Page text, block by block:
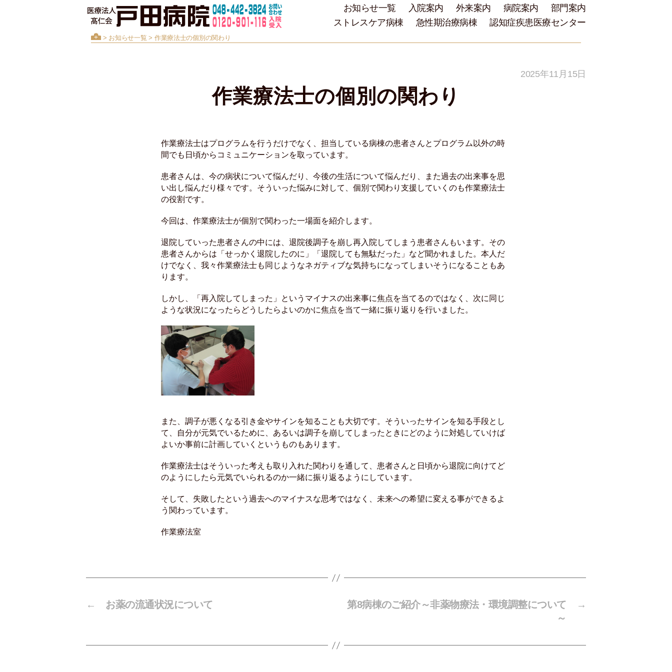
お知らせ一覧 入院案内 外来案内 病院案内
部門案内
ストレスケア病棟
急性期治療病棟 認知症疾患医療センター
> お知らせ一覧 > 作業療法士の個別の関わり
2025年11月15日
作業療法士の個別の関わり
作業療法士はプログラムを行うだけでなく、担当している病棟の患者さんとプログラム以外の時
間でも日頃からコミュニケーションを取っています。
患者さんは、今の病状について悩んだり、今後の生活について悩んだり、また過去の出来事を思
い出し悩んだり様々です。そういった悩みに対して、個別で関わり支援していくのも作業療法士
の役割です。
今回は、作業療法士が個別で関わった一場面を紹介します。
退院していった患者さんの中には、退院後調子を崩し再入院してしまう患者さんもいます。その
患者さんからは「せっかく退院したのに」「退院しても無駄だった」など聞かれました。本人だ
けでなく、我々作業療法士も同じようなネガティブな気持ちになってしまいそうになることもあ
ります。
しかし、「再入院してしまった」というマイナスの出来事に焦点を当てるのではなく、次に同じ
ような状況になったらどうしたらよいのかに焦点を当て一緒に振り返りを行いました。
また、調子が悪くなる引き金やサインを知ることも大切です。そういったサインを知る手段とし
て、自分が元気でいるために、あるいは調子を崩してしまったときにどのように対処していけば
よいか事前に計画していくというものもあります。
作業療法士はそういった考えも取り入れた関わりを通して、患者さんと日頃から退院に向けてど
のようにしたら元気でいられるのか一緒に振り返るようにしています。
そして、失敗したという過去へのマイナスな思考ではなく、未来への希望に変える事ができるよ
う関わっています。
作業療法室
← お薬の流通状況について →
第8病棟のご紹介～非薬物療法・環境調整について
～